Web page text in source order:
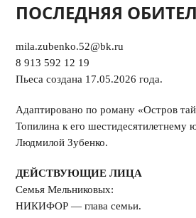
ПОСЛЕДНЯЯ
mila.zubenko.52@bk.ru
8 913 592 12 19
Пьеса создана 17.05.2026 года.
Адаптировано по роману «Остров
Топилина к его шестидесятилетнему
Людмилой Зубенко.
ДЕЙСТВУЮЩИЕ ЛИЦА
Семья Мельниковых:
НИКИФОР — глава семьи.